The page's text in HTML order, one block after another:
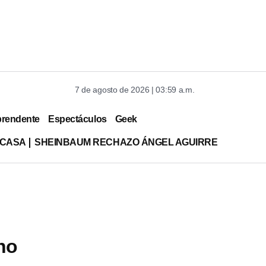
7 de agosto de 2026 | 03:59 a.m.
Espectáculos Geek
SHEINBAUM RECHAZO ÁNGEL AGUIRRE